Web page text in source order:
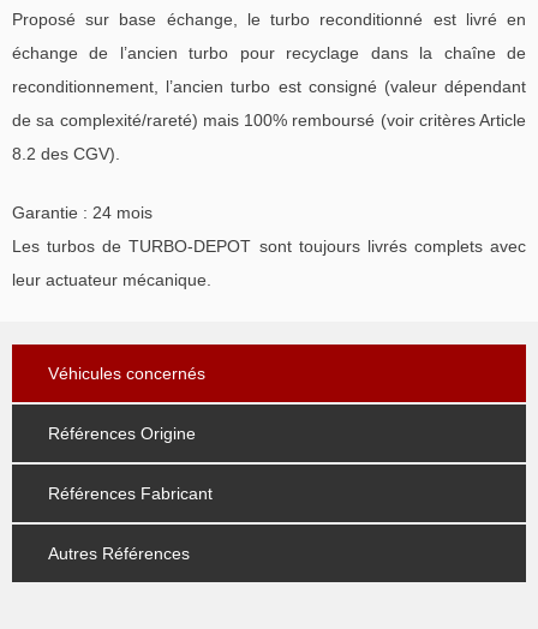
Proposé sur base échange, le turbo reconditionné est livré en
échange de l’ancien turbo pour recyclage dans la chaîne de
reconditionnement, l’ancien turbo est consigné (valeur dépendant
de sa complexité/rareté) mais 100% remboursé (voir critères Article
8.2 des CGV).
Garantie : 24 mois
Les turbos de TURBO-DEPOT sont toujours livrés complets avec
leur actuateur mécanique.
Véhicules concernés
Références Origine
Références Fabricant
Autres Références